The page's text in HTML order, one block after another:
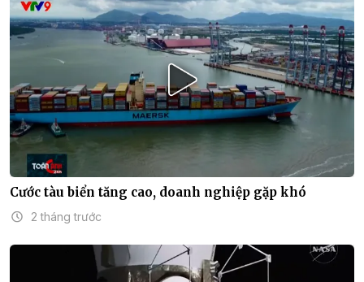
Cước tàu biển tăng cao, doanh nghiệp gặp khó
2 tháng trước